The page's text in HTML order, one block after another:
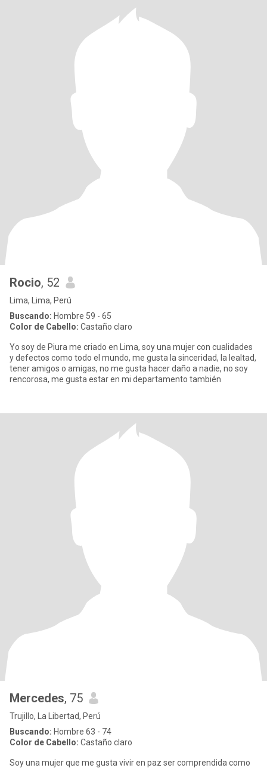
Rocio, 52
Lima, Lima, Perú
Buscando: Hombre 59 - 65
Color de Cabello: Castaño claro
Yo soy de Piura me criado en Lima, soy una mujer con cualidades
y defectos como todo el mundo, me gusta la sinceridad, la lealtad,
tener amigos o amigas, no me gusta hacer daño a nadie, no soy
rencorosa, me gusta estar en mi departamento también
Mercedes, 75
Trujillo, La Libertad, Perú
Buscando: Hombre 63 - 74
Color de Cabello: Castaño claro
Soy una mujer que me gusta vivir en paz ser comprendida como